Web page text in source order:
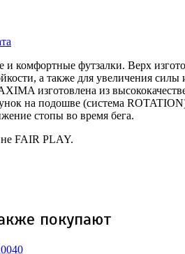
футзалки. Верх
а также для увеличения
изготовлена из
на подошве (система
стопы во время бега.
FAIR PLAY.
покупают